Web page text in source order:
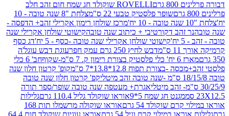
גרם
ROVELLI שוקולד חג שמח חום זהב חלב
שופר פלסטיק טבעי 22 ס"מ
צלחת "8 שנה טובה - 10
מרכז שולחן רימון אקרילי זהב+ הדפסה -
זהב דקורטיבי + כיתוב שנה טובהקישוטי שולחן אקרילי שנה
קישוטי שולחן אקרילי שנה טובה -כסף - 5 יח'
דג כסף
ס"מ
דבש לחיץ 250 גרם עמק חפר
עוגת דבש עוגל'ה
בצורת רימון ק. 7 ס"מ-שקוף
חב' 6 כלי
-בצורת תפוח 12.8*13.8*7 ס"מ
קופ' קרטון חלון שנה
קפ' קרטון חלון שנה טובה
אגרת+ מעטפה שנה טובה שופר/ספר תורה
מגנט חג שמח 5*9
אוראו שוקולד גליל 110.4 גרם
גלילות
קרם שוקולד 54 גרם
אוראו שוקולה מרשמלו תות 168
במילוי קרם וניל 54 גרם
אוראו עוגיות שוקולד חום 64.4